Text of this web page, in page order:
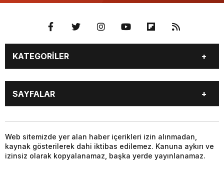
KATEGORİLER
GÜNDEM
SEKTÖR ÖZEL
DÜNYA
EKONOMİ
SPOR
SAYFALAR
DÜNYA
SİYASET
EKONOMİ
SPOR
Web sitemizde yer alan haber içerikleri izin alınmadan,
kaynak gösterilerek dahi iktibas edilemez. Kanuna aykırı ve
izinsiz olarak kopyalanamaz, başka yerde yayınlanamaz.